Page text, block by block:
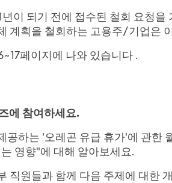
이 되기 전에 접수된 철회 요청
계획을 철회하는 고용주/기업은
페이지에 나와 있습니다 .
에 참여하세요.
하는 '오레곤 유급 휴가'에 관한
영향"에 대해 알아보세요.
직원들과 함께 다음 주제에 대한